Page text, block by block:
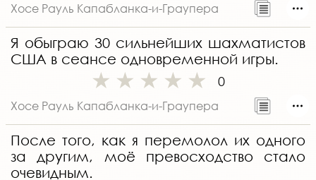
Хосе Рауль Капабланка-и-Граупера
Я обыграю 30 сильнейших шахматистов
США в сеансе одновременной игры.
0
Хосе Рауль Капабланка-и-Граупера
После того, как я перемолол их одного
за другим, моё превосходство стало
очевидным.